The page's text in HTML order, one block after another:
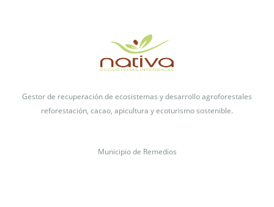
Gestor de recuperación de ecosistemas y desarrollo agroforestales
reforestación, cacao, apicultura y ecoturismo sostenible.
Municipio de Remedios